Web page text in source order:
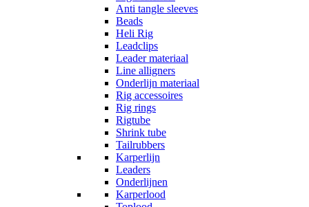
Anti tangle sleeves
Beads
Heli Rig
Leadclips
Leader materiaal
Line alligners
Onderlijn materiaal
Rig accessoires
Rig rings
Rigtube
Shrink tube
Tailrubbers
Karperlijn
Leaders
Onderlijnen
Karperlood